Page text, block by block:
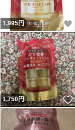
いいね！
1,995円
いいね！
1,750円